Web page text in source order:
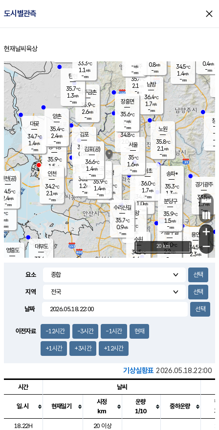
도시별관측 close
홈
현재날씨 육상
의도
℃
m/s
mm
영흥도
양주
35.4℃
2.1
-mm
과천
34.4℃
1.0m/s
- mm
용인
34.5℃
2.3m/s
경기광주
33.5℃
1.7m/s
-mm
2.6m/s
대부도
33.6
경서동
35.9℃
1.5 m/s
-mm
파주금촌
35.9℃
2.6m/s
-mm
34.5℃
1.4m/s
-mm
대곶
34.7℃
1.4m/s
-mm
창
-
-m/
-
탄현
35.7℃
1.3m/s
-mm
0.4m/s
-mm
의왕
- ℃
m/s
mm
김포
35.7℃
0.9 m/s
mm
광명
35.5 ℃
1.7 m/s
-mm
부천
36.1℃
1.2m/s
-mm
양촌
35.4℃
2.4m/s
-mm
구로
35.9℃
1.4m/s
-mm
은평
34.8℃
2.0 m/s
- mm
노원
35.8℃
2.1 m/s
-mm
송파*
35.3℃
1.3m/s
-mm
서초
36.0℃
1.7m/s
-mm
남방
36.4℃
1.7m/s
-mm
기흥구갈
35.0℃
2.2m/s
-
수리산길
35.7℃
0.9m/s
-mm
분당구
35.9℃
1.5m/s
-mm
장흥면
35.6℃
-m/s
-mm
-m/s
-mm
인천(공)
34.5℃
2.4m/s
-mm
김포(공)
36.6℃
1.4m/s
-mm
수원
34.5℃
1.6 m/s
인천
34.2℃
2.1 m/s
-mm
서울
35℃
1.6m/s
-mm
33.3℃
1.1 m/s
-mm
0.8m/s
-mm
+
−
20 km
요소
지역
날짜
이전자료 -12시간 -3시간 -1시간 현재
+1시간 +3시간 +12시간
기상실황표 2026.05.18.22:00
도시별 기상실황표로 지점, 날씨, 기온, 강수, 바람, 기압등을 안내한 표입
시간 날씨
일.시 현재일기
시정
km
운량
1/10
중하운량
18.22H
20 이상